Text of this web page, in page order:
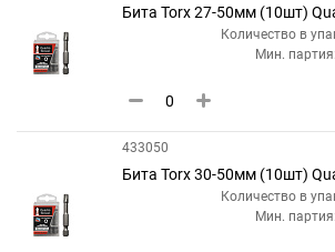
Бита Torx 27-50мм (10шт)
Количество в
Мин. партия:
433050
Бита Torx 30-50мм (10шт)
Количество в
Мин. партия: